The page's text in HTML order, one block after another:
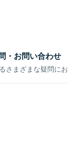
・お問い合わせ
さまざまな疑問にお